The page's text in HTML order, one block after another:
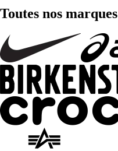
Toutes nos marques